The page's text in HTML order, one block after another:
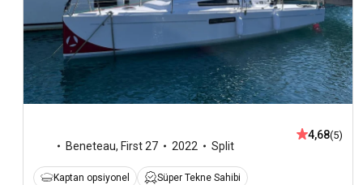
Beneteau, First 27 2022 Split
4,68(5)
Kaptan opsiyonel Süper Tekne Sahibi